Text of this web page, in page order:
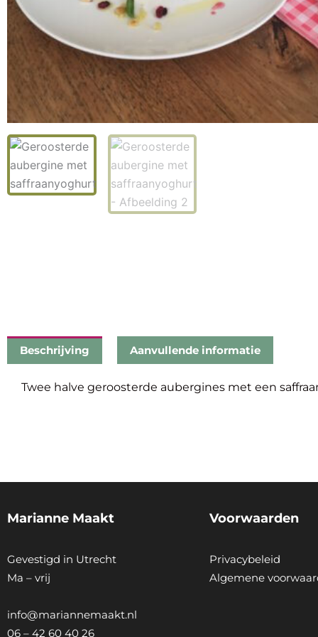
Beschrijving Aanvullende informatie
Twee halve geroosterde aubergines met een
Marianne Maakt
Gevestigd in Utrecht
Ma – vrij
info@mariannemaakt.nl
06 – 42 60 40 26
Voorwaarden
Privacybeleid
Algemene